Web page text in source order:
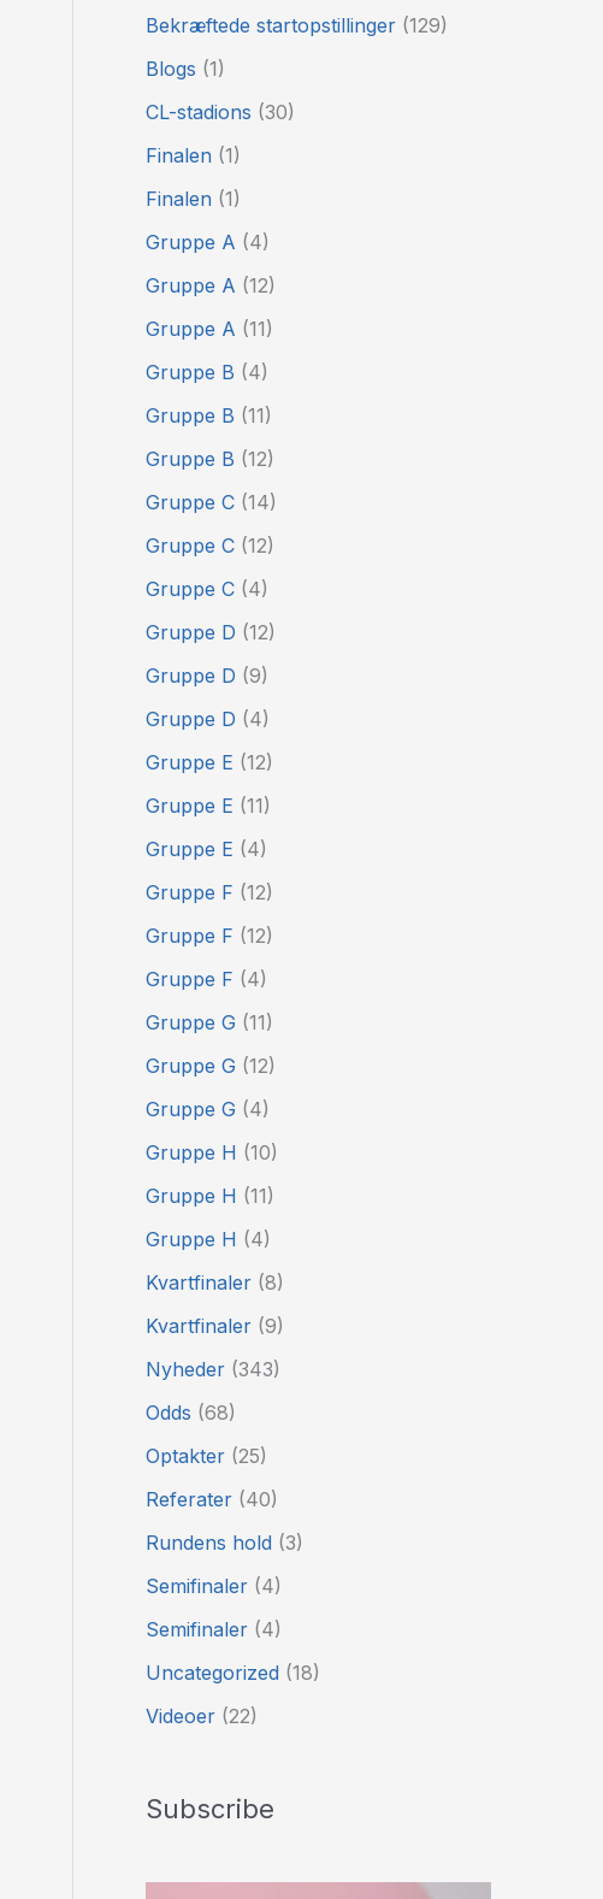
Bekræftede startopstillinger (129)
Blogs (1)
CL-stadions (30)
Finalen (1)
Finalen (1)
Gruppe A (4)
Gruppe A (12)
Gruppe A (11)
Gruppe B (4)
Gruppe B (11)
Gruppe B (12)
Gruppe C (14)
Gruppe C (12)
Gruppe C (4)
Gruppe D (12)
Gruppe D (9)
Gruppe D (4)
Gruppe E (12)
Gruppe E (11)
Gruppe E (4)
Gruppe F (12)
Gruppe F (12)
Gruppe F (4)
Gruppe G (11)
Gruppe G (12)
Gruppe G (4)
Gruppe H (10)
Gruppe H (11)
Gruppe H (4)
Kvartfinaler (8)
Kvartfinaler (9)
Nyheder (343)
Odds (68)
Optakter (25)
Referater (40)
Rundens hold (3)
Semifinaler (4)
Semifinaler (4)
Uncategorized (18)
Videoer (22)
Subscribe